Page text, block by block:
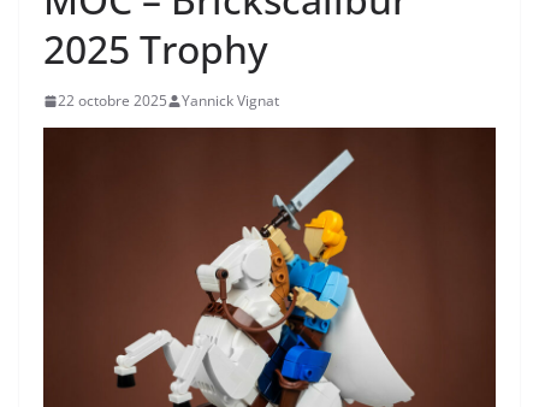
2025 Trophy
22 octobre 2025 Yannick Vignat